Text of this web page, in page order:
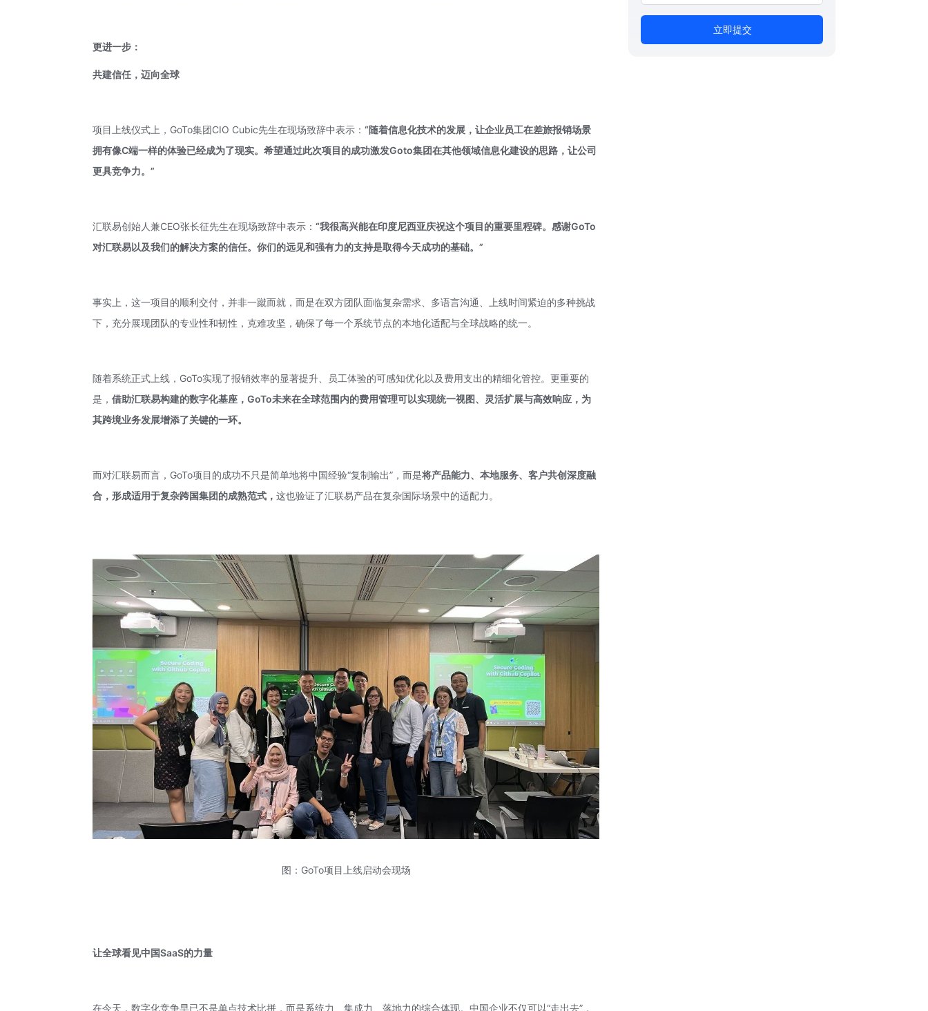
更进一步：
共建信任，迈向全球
项目上线仪式上，GoTo集团CIO Cubic先生在现场致辞中表示：“随着信息化技术的发展，让企业员工在差旅报销场景
拥有像C端一样的体验已经成为了现实。希望通过此次项目的成功激发Goto集团在其他领域信息化建设的思路，让公司
更具竞争力。”
汇联易创始人兼CEO张长征先生在现场致辞中表示：“我很高兴能在印度尼西亚庆祝这个项目的重要里程碑。感谢GoTo
对汇联易以及我们的解决方案的信任。你们的远见和强有力的支持是取得今天成功的基础。”
事实上，这一项目的顺利交付，并非一蹴而就，而是在双方团队面临复杂需求、多语言沟通、上线时间紧迫的多种挑战
下，充分展现团队的专业性和韧性，克难攻坚，确保了每一个系统节点的本地化适配与全球战略的统一。
随着系统正式上线，GoTo实现了报销效率的显著提升、员工体验的可感知优化以及费用支出的精细化管控。更重要的
是，借助汇联易构建的数字化基座，GoTo未来在全球范围内的费用管理可以实现统一视图、灵活扩展与高效响应，为
其跨境业务发展增添了关键的一环。
而对汇联易而言，GoTo项目的成功不只是简单地将中国经验“复制输出”，而是将产品能力、本地服务、客户共创深度融
合，形成适用于复杂跨国集团的成熟范式，这也验证了汇联易产品在复杂国际场景中的适配力。
图：GoTo项目上线启动会现场
让全球看见中国SaaS的力量
在今天，数字化竞争早已不是单点技术比拼，而是系统力、集成力、落地力的综合体现。中国企业不仅可以“走出去”，
立即提交